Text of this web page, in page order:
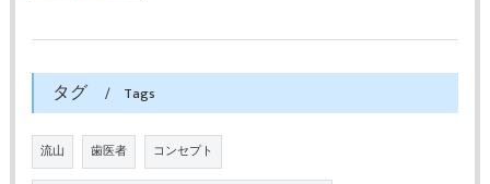
タグ Tags
流山 歯医者 コンセプト